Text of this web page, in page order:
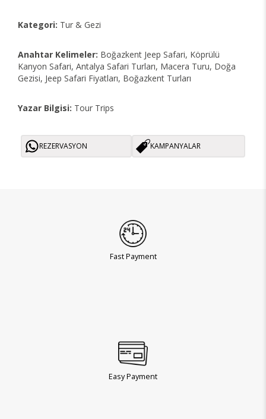
Kategori: Tur & Gezi
Anahtar Kelimeler: Boğazkent Jeep Safari, Köprülü
Kanyon Safari, Antalya Safari Turları, Macera Turu, Doğa
Gezisi, Jeep Safari Fiyatları, Boğazkent Turları
Yazar Bilgisi: Tour Trips
REZERVASYON KAMPANYALAR
Fast Payment
Easy Payment